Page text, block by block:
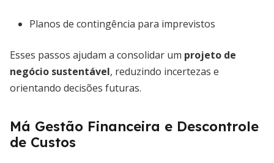
Planos de contingência para imprevistos
Esses passos ajudam a consolidar um projeto de
negócio sustentável, reduzindo incertezas e
orientando decisões futuras.
Má Gestão Financeira e Descontrole
de Custos